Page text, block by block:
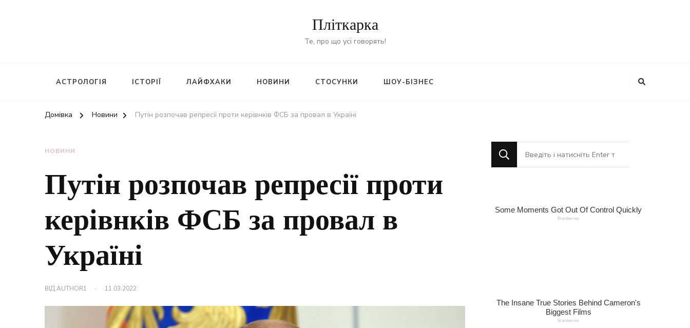
Пліткарка
Те, про що усі говорять!
АСТРОЛОГІЯ ІСТОРІЇ ЛАЙФХАКИ НОВИНИ СТОСУНКИ ШОУ-БІЗНЕС
Домівка Новини Путін розпочав репресії проти керівнків ФСБ за провал в Україні
НОВИНИ
Путін розпочав репресії проти
керівнків ФСБ за провал в
Україні
ВІДAUTHOR1 11.03.2022
Шукаєте
щось?